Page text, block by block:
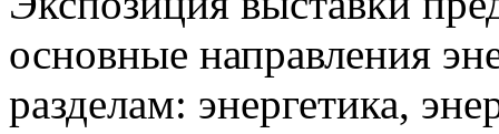
основные направления
разделам: энергетика,